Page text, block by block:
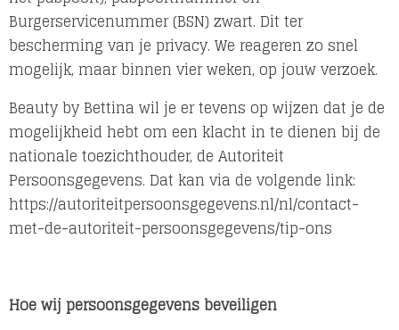
Burgerservicenummer (BSN) zwart. Dit ter
bescherming van je privacy. We reageren zo snel
mogelijk, maar binnen vier weken, op jouw verzoek.
Beauty by Bettina wil je er tevens op wijzen dat je de
mogelijkheid hebt om een klacht in te dienen bij de
nationale toezichthouder, de Autoriteit
Persoonsgegevens. Dat kan via de volgende link:
https://autoriteitpersoonsgegevens.nl/nl/contact-
met-de-autoriteit-persoonsgegevens/tip-ons
Hoe wij persoonsgegevens beveiligen